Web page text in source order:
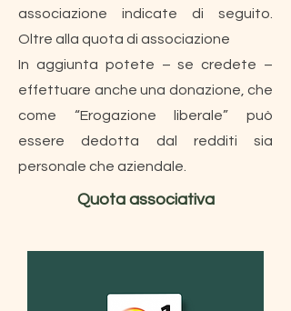
associazione indicate di seguito.
Oltre alla quota di associazione
In aggiunta potete – se credete –
effettuare anche una donazione, che
come “Erogazione liberale” può
essere dedotta dal redditi sia
personale che aziendale.
Quota associativa